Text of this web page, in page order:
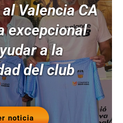
Valencia CA
excepcional
a la
del club
noticia